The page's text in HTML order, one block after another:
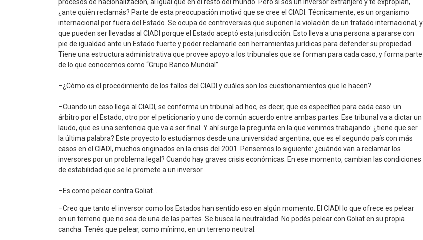
procesos de nacionalización, al igual que en el resto del mundo. Pero si sos un inversor extranjero y te expropian,
¿ante quién reclamás? Parte de esta preocupación motivó que se cree el CIADI. Técnicamente, es un organismo
internacional por fuera del Estado. Se ocupa de controversias que suponen la violación de un tratado internacional, y
que pueden ser llevadas al CIADI porque el Estado aceptó esta jurisdicción. Esto lleva a una persona a pararse con
pie de igualdad ante un Estado fuerte y poder reclamarle con herramientas jurídicas para defender su propiedad.
Tiene una estructura administrativa que provee apoyo a los tribunales que se forman para cada caso, y forma parte
de lo que conocemos como “Grupo Banco Mundial”.
–¿Cómo es el procedimiento de los fallos del CIADI y cuáles son los cuestionamientos que le hacen?
–Cuando un caso llega al CIADI, se conforma un tribunal ad hoc, es decir, que es específico para cada caso: un
árbitro por el Estado, otro por el peticionario y uno de común acuerdo entre ambas partes. Ese tribunal va a dictar un
laudo, que es una sentencia que va a ser final. Y ahí surge la pregunta en la que venimos trabajando: ¿tiene que ser
la última palabra? Este proyecto lo estudiamos desde una universidad argentina, que es el segundo país con más
casos en el CIADI, muchos originados en la crisis del 2001. Pensemos lo siguiente: ¿cuándo van a reclamar los
inversores por un problema legal? Cuando hay graves crisis económicas. En ese momento, cambian las condiciones
de estabilidad que se le promete a un inversor.
–Es como pelear contra Goliat…
–Creo que tanto el inversor como los Estados han sentido eso en algún momento. El CIADI lo que ofrece es pelear
en un terreno que no sea de una de las partes. Se busca la neutralidad. No podés pelear con Goliat en su propia
cancha. Tenés que pelear, como mínimo, en un terreno neutral.